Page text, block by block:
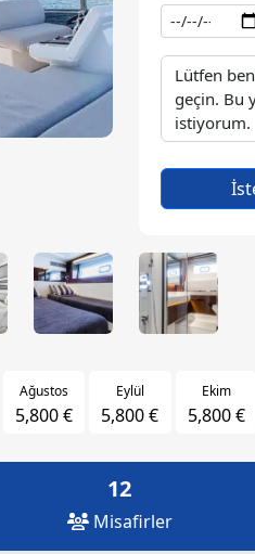
Ağustos
5,800 €
Eylül
5,800 €
Ekim
5,800 €
12
Misafirler